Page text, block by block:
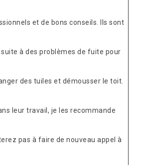
et de bons conseils. Ils sont
à des problèmes de fuite pour
des tuiles et démousser le toit.
leur travail, je les recommande
pas à faire de nouveau appel à